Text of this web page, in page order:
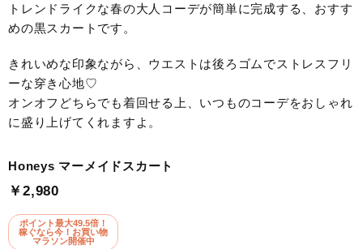
トレンドライクな春の大人コーデが簡単に完成する、おすす
めの黒スカートです。
きれいめな印象ながら、ウエストは後ろゴムでストレスフリ
ーな穿き心地♡
オンオフどちらでも着回せる上、いつものコーデをおしゃれ
に盛り上げてくれますよ。
Honeys マーメイドスカート
￥2,980
ポイント最大49.5倍！
稼ぐなら今！お買い物
マラソン開催中